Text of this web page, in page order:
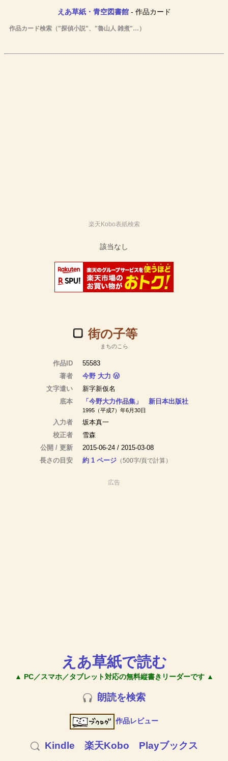
えあ草紙・青空図書館- 作品カード
作品カード検索（"探偵小説"、"魯山人 雑煮"…）
楽天Kobo表紙検索
街の子等
まちのこら
作品ID
55583
著者
今野 大力 Ⓦ
文字遣い
新字新仮名
底本
「今野大力作品集」 新日本出版社
1995（平成7）年6月30日
入力者
坂本真一
校正者
雪森
公開 / 更新
2015-06-24 / 2015-03-08
長さの目安
約 1 ページ （500字/頁で計算）
広告
えあ草紙で読む
▲ PC／スマホ／タブレット対応の無料縦書きリーダーです ▲
朗読を検索
作品レビュー
Kindle 楽天Kobo Playブックス